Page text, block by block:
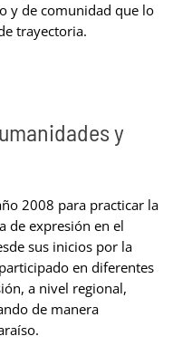
y de comunidad que lo
trayectoria.
y
2008 para practicar la
de expresión en el
sus inicios por la
en diferentes
a nivel regional,
de manera